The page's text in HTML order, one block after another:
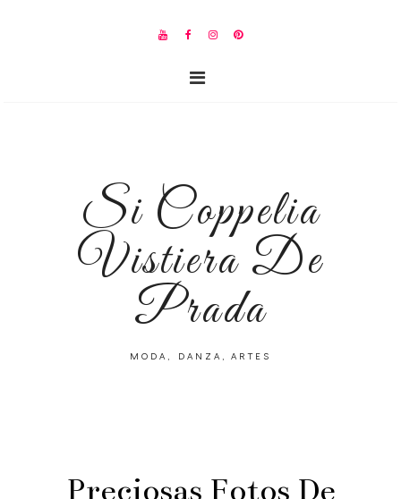
Si Coppelia
Vistiera De
Prada
MODA, DANZA, ARTES
Preciosas Fotos De